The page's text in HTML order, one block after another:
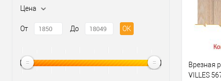
Цена
От До OK
Врезная
VILLES